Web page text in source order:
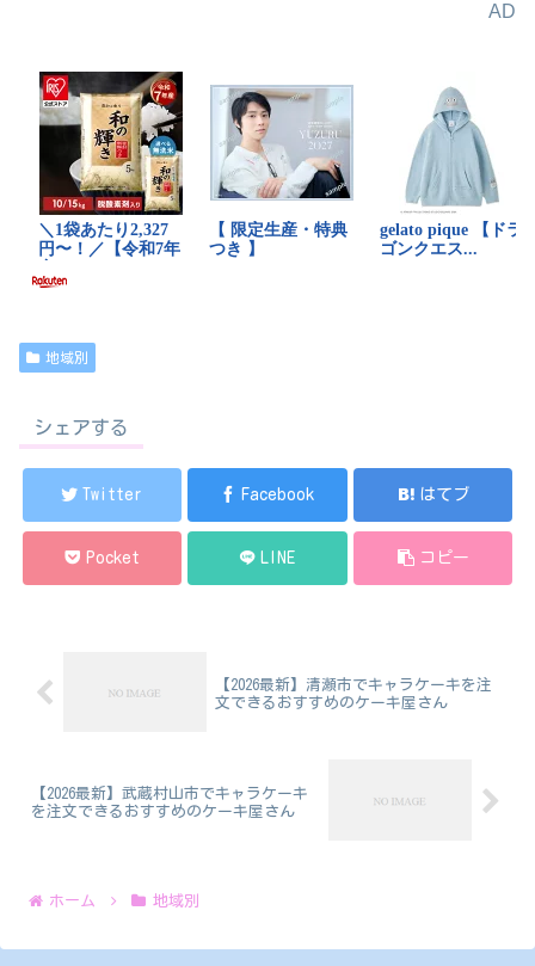
AD
地域別
シェアする
Twitter Facebook はてブ
Pocket LINE コピー
【2026最新】清瀬市でキャラケーキを注
文できるおすすめのケーキ屋さん
【2026最新】武蔵村山市でキャラケーキ
を注文できるおすすめのケーキ屋さん
ホーム 地域別